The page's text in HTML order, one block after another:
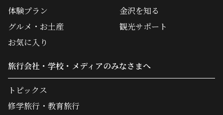
体験プラン
グルメ・お土産
金沢を知る
観光サポート
お気に入り
旅行会社・学校・メディアのみなさまへ
トピックス
修学旅行・教育旅行